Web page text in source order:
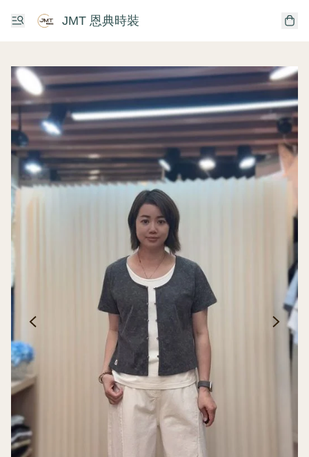
JMT 恩典時裝